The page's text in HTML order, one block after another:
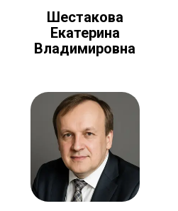
Шестакова
Екатерина
Владимировна